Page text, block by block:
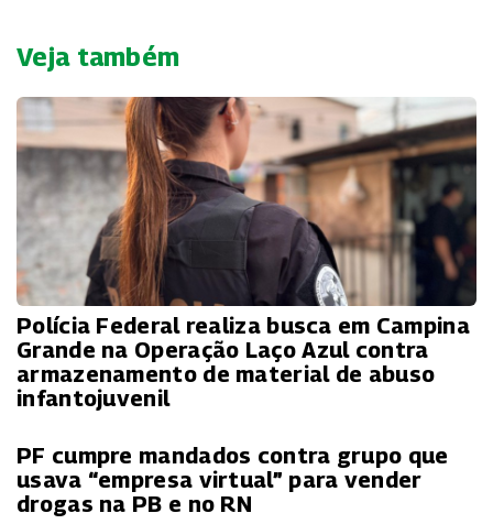
Veja também
Polícia Federal realiza busca em Campina
Grande na Operação Laço Azul contra
armazenamento de material de abuso
infantojuvenil
PF cumpre mandados contra grupo que
usava “empresa virtual” para vender
drogas na PB e no RN